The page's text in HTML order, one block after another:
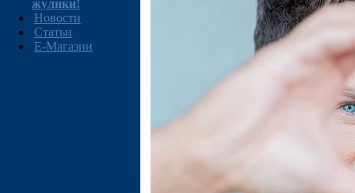
жулики!
Новости
Статьи
E-Магазин